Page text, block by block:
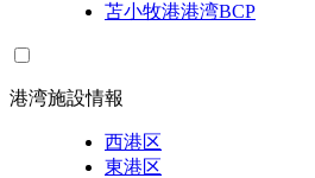
苫小牧港港湾BCP
港湾施設情報
西港区
東港区